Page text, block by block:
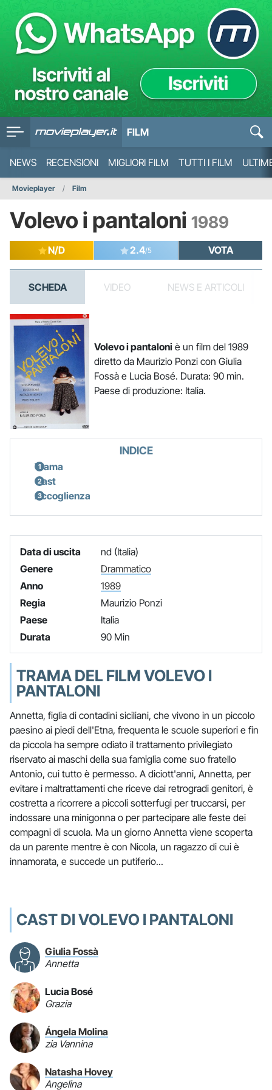
FILM
NEWS RECENSIONI MIGLIORI FILM TUTTI I FILM
Movieplayer Film
Volevo i pantaloni 1989
N/D 2.4/5 VOTA
SCHEDA VIDEO NEWS E ARTICOLI
Volevo i pantaloniè un film del 1989
diretto da Maurizio Ponzi con Giulia
Fossà e Lucia Bosé. Durata: 90 min.
Paese di produzione: Italia.
INDICE
Trama
Cast
Accoglienza
Data di uscita
nd (Italia)
Genere
Drammatico
Anno
1989
Regia
Maurizio Ponzi
Paese
Italia
Durata
90 Min
TRAMA DEL FILM VOLEVO I
PANTALONI
Annetta, figlia di contadini siciliani, che vivono in un piccolo
paesino ai piedi dell'Etna, frequenta le scuole superiori e fin
da piccola ha sempre odiato il trattamento privilegiato
riservato ai maschi della sua famiglia come suo fratello
Antonio, cui tutto è permesso. A diciott'anni, Annetta, per
evitare i maltrattamenti che riceve dai retrogradi genitori, è
costretta a ricorrere a piccoli sotterfugi per truccarsi, per
indossare una minigonna o per partecipare alle feste dei
compagni di scuola. Ma un giorno Annetta viene scoperta
da un parente mentre è con Nicola, un ragazzo di cui è
innamorata, e succede un putiferio...
CAST DI VOLEVO I PANTALONI
Giulia Fossà
Annetta
Lucia Bosé
Grazia
Ángela Molina
zia Vannina
Natasha Hovey
Angelina